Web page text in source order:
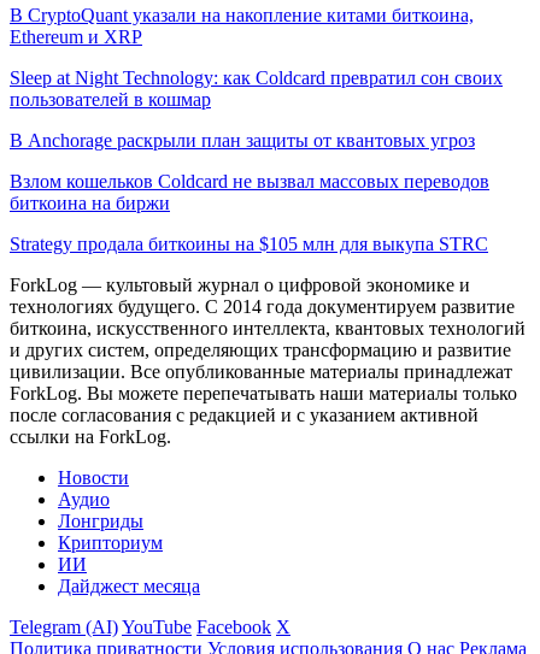
В CryptoQuant указали на накопление китами биткоина,
Ethereum и XRP
Sleep at Night Technology: как Coldcard превратил сон своих
пользователей в кошмар
В Anchorage раскрыли план защиты от квантовых угроз
Взлом кошельков Coldcard не вызвал массовых переводов
биткоина на биржи
Strategy продала биткоины на $105 млн для выкупа STRC
ForkLog — культовый журнал о цифровой экономике и
технологиях будущего. С 2014 года документируем развитие
биткоина, искусственного интеллекта, квантовых технологий
и других систем, определяющих трансформацию и развитие
цивилизации. Все опубликованные материалы принадлежат
ForkLog. Вы можете перепечатывать наши материалы только
после согласования с редакцией и с указанием активной
ссылки на ForkLog.
Новости
Аудио
Лонгриды
Крипториум
ИИ
Дайджест месяца
Telegram (AI)YouTube Facebook X
Политика приватности Условия использования О нас Реклама